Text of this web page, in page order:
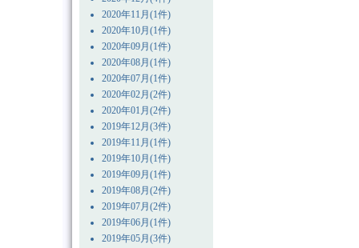
2020年11月(1件)
2020年10月(1件)
2020年09月(1件)
2020年08月(1件)
2020年07月(1件)
2020年02月(2件)
2020年01月(2件)
2019年12月(3件)
2019年11月(1件)
2019年10月(1件)
2019年09月(1件)
2019年08月(2件)
2019年07月(2件)
2019年06月(1件)
2019年05月(3件)